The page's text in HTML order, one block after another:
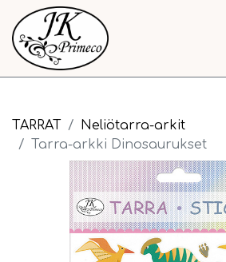
TARRAT
Neliötarra-arkit
Tarra-arkki Dinosaurukset